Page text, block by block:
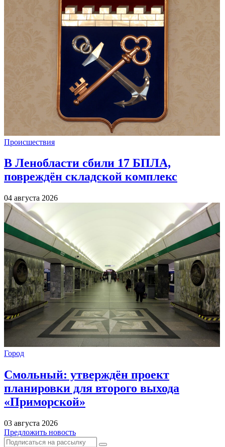
Происшествия
В Ленобласти сбили 17 БПЛА,
повреждён складской комплекс
04 августа 2026
Город
Смольный: утверждён проект
планировки для второго выхода
«Приморской»
03 августа 2026
Предложить новость